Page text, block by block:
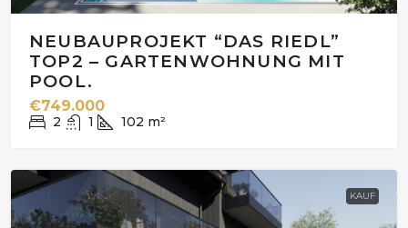
NEUBAUPROJEKT “DAS RIEDL”
TOP2 – GARTENWOHNUNG MIT
POOL.
€749.000
2 1 102 m²
KAUF